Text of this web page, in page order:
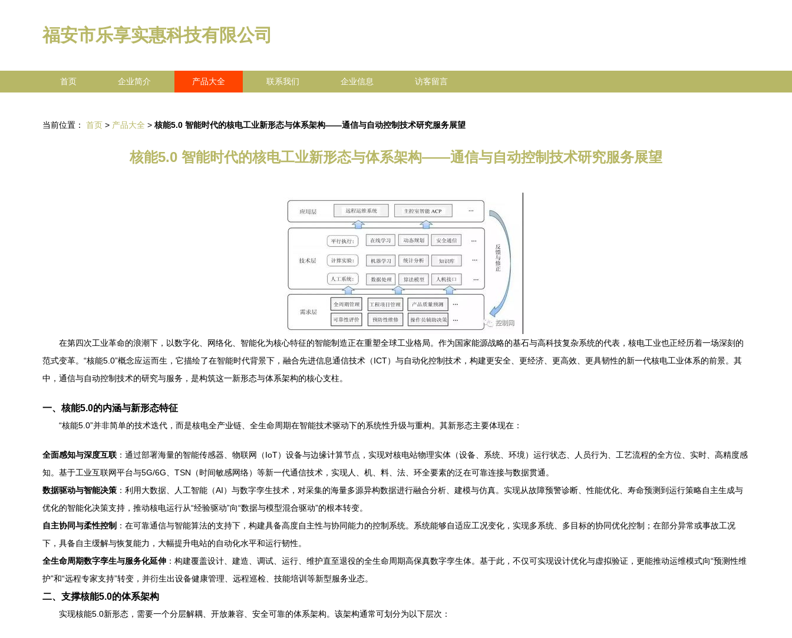
福安市乐享实惠科技有限公司
首页 企业简介 产品大全 联系我们 企业信息 访客留言
当前位置： 首页 > 产品大全 > 核能5.0 智能时代的核电工业新形态与体系架构——通信与自动控制技术研究服务展望
核能5.0 智能时代的核电工业新形态与体系架构——通信与自动控制技术研究服务展望
在第四次工业革命的浪潮下，以数字化、网络化、智能化为核心特征的智能制造正在重塑全球工业格局。作为国家能源战略的基石与高科技复杂系统的代表，核电工业也正经历着一场深刻的
范式变革。“核能5.0”概念应运而生，它描绘了在智能时代背景下，融合先进信息通信技术（ICT）与自动化控制技术，构建更安全、更经济、更高效、更具韧性的新一代核电工业体系的前景。其
中，通信与自动控制技术的研究与服务，是构筑这一新形态与体系架构的核心支柱。
一、核能5.0的内涵与新形态特征
“核能5.0”并非简单的技术迭代，而是核电全产业链、全生命周期在智能技术驱动下的系统性升级与重构。其新形态主要体现在：
全面感知与深度互联 ：通过部署海量的智能传感器、物联网（IoT）设备与边缘计算节点，实现对核电站物理实体（设备、系统、环境）运行状态、人员行为、工艺流程的全方位、实时、高精度感
知。基于工业互联网平台与5G/6G、TSN（时间敏感网络）等新一代通信技术，实现人、机、料、法、环全要素的泛在可靠连接与数据贯通。
数据驱动与智能决策 ：利用大数据、人工智能（AI）与数字孪生技术，对采集的海量多源异构数据进行融合分析、建模与仿真。实现从故障预警诊断、性能优化、寿命预测到运行策略自主生成与
优化的智能化决策支持，推动核电运行从“经验驱动”向“数据与模型混合驱动”的根本转变。
自主协同与柔性控制 ：在可靠通信与智能算法的支持下，构建具备高度自主性与协同能力的控制系统。系统能够自适应工况变化，实现多系统、多目标的协同优化控制；在部分异常或事故工况
下，具备自主缓解与恢复能力，大幅提升电站的自动化水平和运行韧性。
全生命周期数字孪生与服务化延伸 ：构建覆盖设计、建造、调试、运行、维护直至退役的全生命周期高保真数字孪生体。基于此，不仅可实现设计优化与虚拟验证，更能推动运维模式向“预测性维
护”和“远程专家支持”转变，并衍生出设备健康管理、远程巡检、技能培训等新型服务业态。
二、支撑核能5.0的体系架构
实现核能5.0新形态，需要一个分层解耦、开放兼容、安全可靠的体系架构。该架构通常可划分为以下层次：